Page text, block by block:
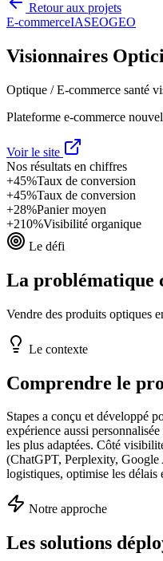
Retour aux projets
E-commerceIASEOGEO
Visionnaires
Optique / E-commerce santé
Plateforme e-commerce
Voir le site
Nos résultats en chiffres
+45%Taux de conversion
+45%Taux de conversion
+28%Panier moyen
+210%Visibilité organique
Le défi
La problématique
Vendre des produits optiques
Le contexte
Comprendre le
Stapes a conçu et développé
expérience aussi
les plus adaptées. Côté
(ChatGPT, Perplexity, Google
logistiques, optimise les délais
Notre approche
Les solutions